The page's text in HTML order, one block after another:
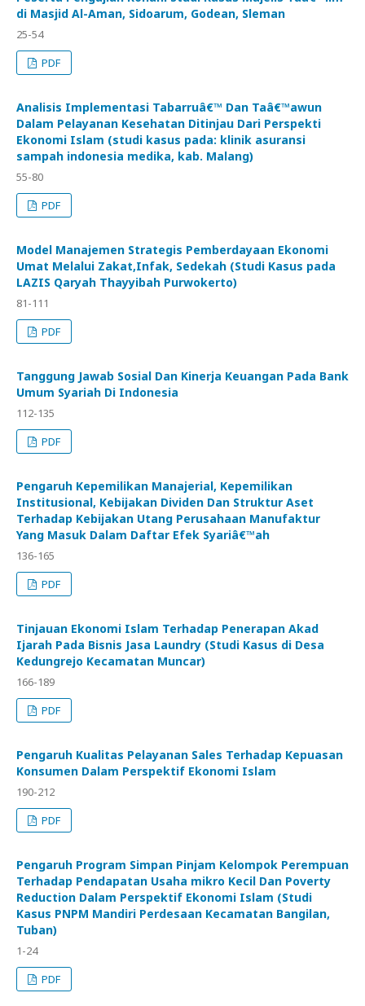
di Masjid Al-Aman, Sidoarum, Godean, Sleman
25-54
PDF
Analisis Implementasi Tabarruâ€™ Dan Taâ€™awun
Dalam Pelayanan Kesehatan Ditinjau Dari Perspekti
Ekonomi Islam (studi kasus pada: klinik asuransi
sampah indonesia medika, kab. Malang)
55-80
PDF
Model Manajemen Strategis Pemberdayaan Ekonomi
Umat Melalui Zakat,Infak, Sedekah (Studi Kasus pada
LAZIS Qaryah Thayyibah Purwokerto)
81-111
PDF
Tanggung Jawab Sosial Dan Kinerja Keuangan Pada Bank
Umum Syariah Di Indonesia
112-135
PDF
Pengaruh Kepemilikan Manajerial, Kepemilikan
Institusional, Kebijakan Dividen Dan Struktur Aset
Terhadap Kebijakan Utang Perusahaan Manufaktur
Yang Masuk Dalam Daftar Efek Syariâ€™ah
136-165
PDF
Tinjauan Ekonomi Islam Terhadap Penerapan Akad
Ijarah Pada Bisnis Jasa Laundry (Studi Kasus di Desa
Kedungrejo Kecamatan Muncar)
166-189
PDF
Pengaruh Kualitas Pelayanan Sales Terhadap Kepuasan
Konsumen Dalam Perspektif Ekonomi Islam
190-212
PDF
Pengaruh Program Simpan Pinjam Kelompok Perempuan
Terhadap Pendapatan Usaha mikro Kecil Dan Poverty
Reduction Dalam Perspektif Ekonomi Islam (Studi
Kasus PNPM Mandiri Perdesaan Kecamatan Bangilan,
Tuban)
1-24
PDF